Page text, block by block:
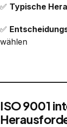
✅ Typische
✅
wählen
ISO 9001